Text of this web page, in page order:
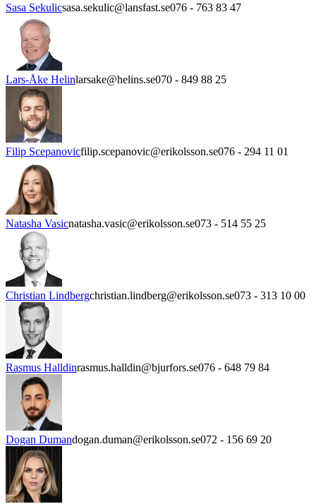
Sasa Sekulicsasa.sekulic@lansfast.se076 - 763 83 47
Lars-Åke Helinlarsake@helins.se070 - 849 88 25
Filip Scepanovicfilip.scepanovic@erikolsson.se076 - 294 11 01
Natasha Vasicnatasha.vasic@erikolsson.se073 - 514 55 25
Christian Lindbergchristian.lindberg@erikolsson.se073 - 313 10 00
Rasmus Halldinrasmus.halldin@bjurfors.se076 - 648 79 84
Dogan Dumandogan.duman@erikolsson.se072 - 156 69 20